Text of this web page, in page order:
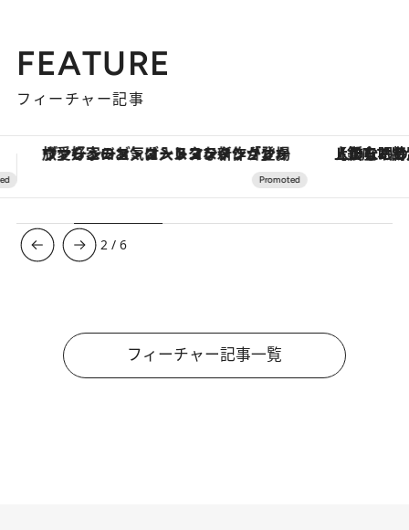
FEATURE
フィーチャー記事
【銀座で出合う最旬美容】美髪ケアや上質な眠り…セルフケアのアップデートから、特別な名入れギフトまで。大人のための「ReFa GINZA」クルーズ
3 /6
フィーチャー記事一覧